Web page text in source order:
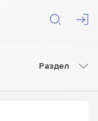
Раздел